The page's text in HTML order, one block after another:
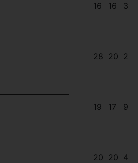
16 16 3
28 20 2
19 17 9
20 20 4